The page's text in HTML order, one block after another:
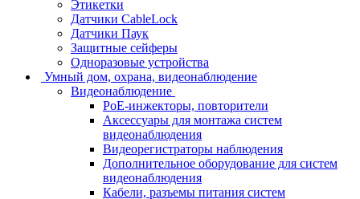
Этикетки
Датчики CableLock
Датчики Паук
Защитные сейферы
Одноразовые устройства
Умный дом, охрана, видеонаблюдение
Видеонаблюдение
PoE-инжекторы, повторители
Аксессуары для монтажа систем
видеонаблюдения
Видеорегистраторы наблюдения
Дополнительное оборудование для систем
видеонаблюдения
Кабели, разъемы питания систем